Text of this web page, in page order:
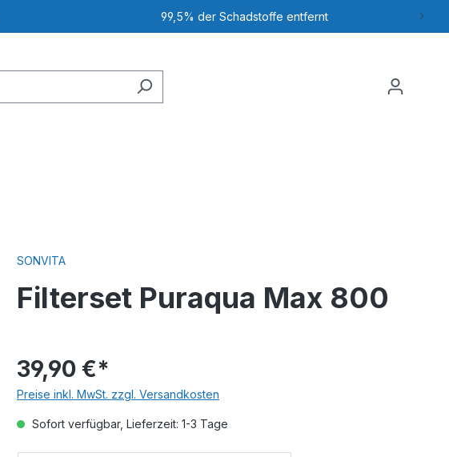
99,5% der Schadstoffe entfernt
SONVITA
Filterset Puraqua Max 800
39,90 €*
Preise inkl. MwSt. zzgl. Versandkosten
Sofort verfügbar, Lieferzeit: 1-3 Tage